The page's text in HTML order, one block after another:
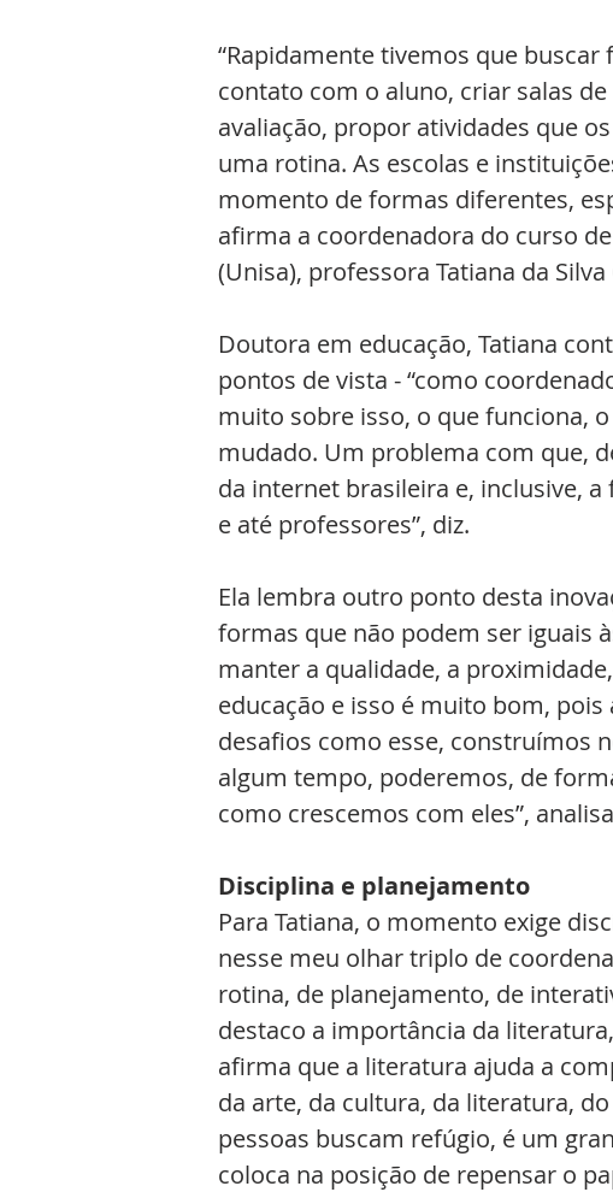
“Rapidamente tivemos que
contato com o aluno, criar salas
avaliação, propor atividades que
uma rotina. As escolas e
momento de formas diferentes,
afirma a coordenadora do curso
(Unisa), professora Tatiana da Silva
Doutora em educação, Tatiana
pontos de vista - “como
muito sobre isso, o que funciona,
mudado. Um problema com que,
da internet brasileira e, inclusive,
e até professores”, diz.
Ela lembra outro ponto desta
formas que não podem ser iguais
manter a qualidade, a
educação e isso é muito bom,
desafios como esse, construímos
algum tempo, poderemos, de
como crescemos com eles”,
Disciplina e planejamento
Para Tatiana, o momento exige
nesse meu olhar triplo de
rotina, de planejamento, de
destaco a importância da
afirma que a literatura ajuda a
da arte, da cultura, da literatura,
pessoas buscam refúgio, é um
coloca na posição de repensar o